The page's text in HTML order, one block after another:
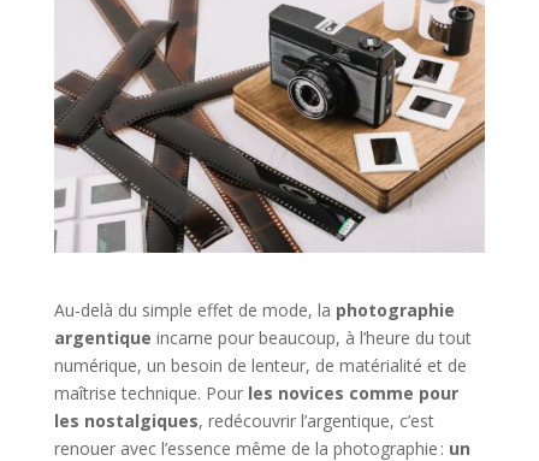
Au-delà du simple effet de mode, la photographie
argentique incarne pour beaucoup, à l’heure du tout
numérique, un besoin de lenteur, de matérialité et de
maîtrise technique. Pourles novices comme pour
les nostalgiques, redécouvrir l’argentique, c’est
renouer avec l’essence même de la photographie : un